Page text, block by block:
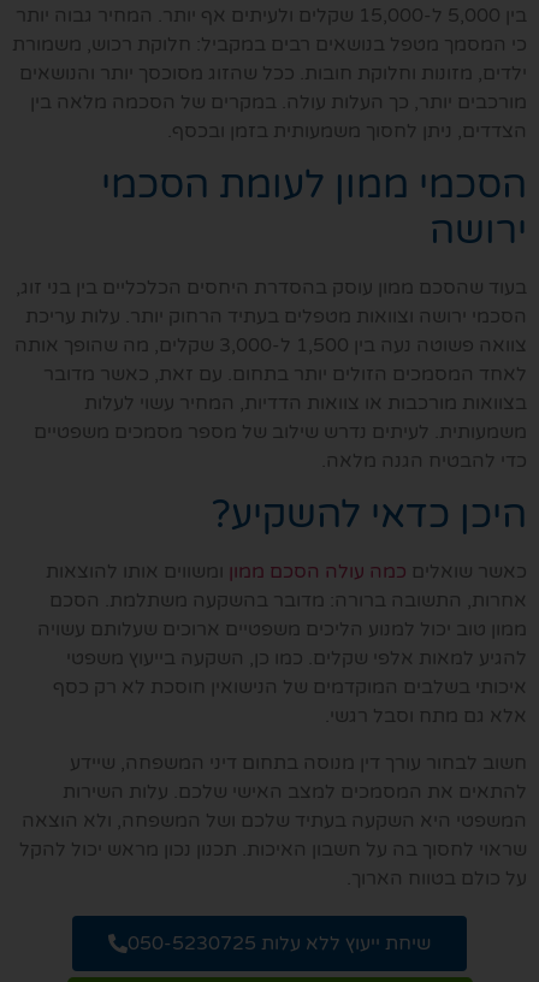
בין 5,000 ל-15,000 שקלים ולעיתים אף יותר. המחיר גבוה יותר
כי המסמך מטפל בנושאים רבים במקביל: חלוקת רכוש, משמורת
ילדים, מזונות וחלוקת חובות. ככל שהזוג מסוכסך יותר והנושאים
מורכבים יותר, כך העלות עולה. במקרים של הסכמה מלאה בין
הצדדים, ניתן לחסוך משמעותית בזמן ובכסף.
הסכמי ממון לעומת הסכמי
ירושה
בעוד שהסכם ממון עוסק בהסדרת היחסים הכלכליים בין בני זוג,
הסכמי ירושה וצוואות מטפלים בעתיד הרחוק יותר. עלות עריכת
צוואה פשוטה נעה בין 1,500 ל-3,000 שקלים, מה שהופך אותה
לאחד המסמכים הזולים יותר בתחום. עם זאת, כאשר מדובר
בצוואות מורכבות או צוואות הדדיות, המחיר עשוי לעלות
משמעותית. לעיתים נדרש שילוב של מספר מסמכים משפטיים
כדי להבטיח הגנה מלאה.
היכן כדאי להשקיע?
כאשר שואלים כמה עולה הסכם ממון ומשווים אותו להוצאות
אחרות, התשובה ברורה: מדובר בהשקעה משתלמת. הסכם
ממון טוב יכול למנוע הליכים משפטיים ארוכים שעלותם עשויה
להגיע למאות אלפי שקלים. כמו כן, השקעה בייעוץ משפטי
איכותי בשלבים המוקדמים של הנישואין חוסכת לא רק כסף
אלא גם מתח וסבל רגשי.
חשוב לבחור עורך דין מנוסה בתחום דיני המשפחה, שיידע
להתאים את המסמכים למצב האישי שלכם. עלות השירות
המשפטי היא השקעה בעתיד שלכם ושל המשפחה, ולא הוצאה
שראוי לחסוך בה על חשבון האיכות. תכנון נכון מראש יכול להקל
על כולם בטווח הארוך.
שיחת ייעוץ ללא עלות 050-5230725